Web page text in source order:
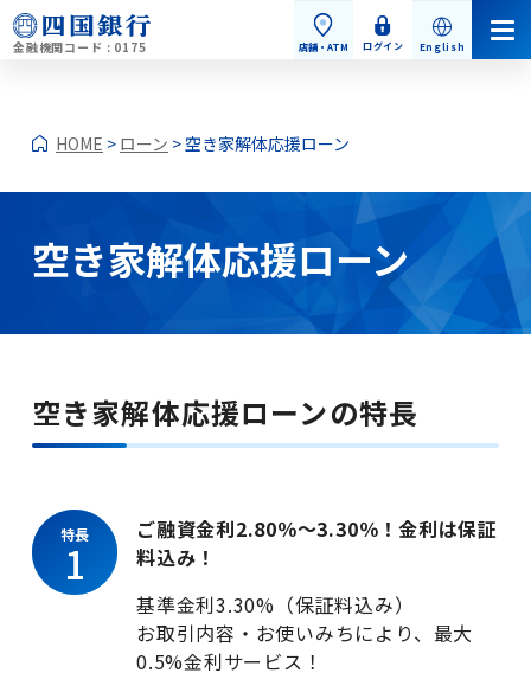
金融機関コード : 0175
個人のお客さま
店舗・ATM
金利・手数料・為替
English
ログイン
HOME > ローン > 空き家解体応援ローン
空き家解体応援ローン
空き家解体応援ローンの特長
特長
1
ご融資金利2.80％～3.30％！金利は保証
料込み！
基準金利3.30%（保証料込み）
お取引内容・お使いみちにより、最大
0.5%金利サービス！